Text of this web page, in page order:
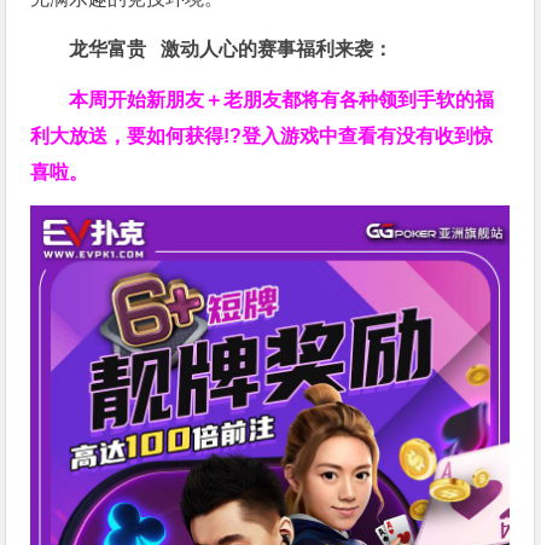
龙华富贵 激动人心的赛事福利来袭：
本周开始新朋友＋老朋友都将有各种领到手软的福
利大放送，要如何获得!?登入游戏中查看有没有收到惊
喜啦。